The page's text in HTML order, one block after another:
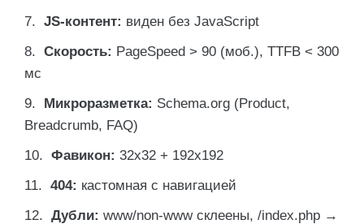
JS-контент: виден без JavaScript
Скорость: PageSpeed > 90 (моб.), TTFB < 300
мс
Микроразметка: Schema.org (Product,
Breadcrumb, FAQ)
Фавикон: 32x32 + 192x192
404: кастомная с навигацией
Дубли: www/non-www склеены, /index.php →